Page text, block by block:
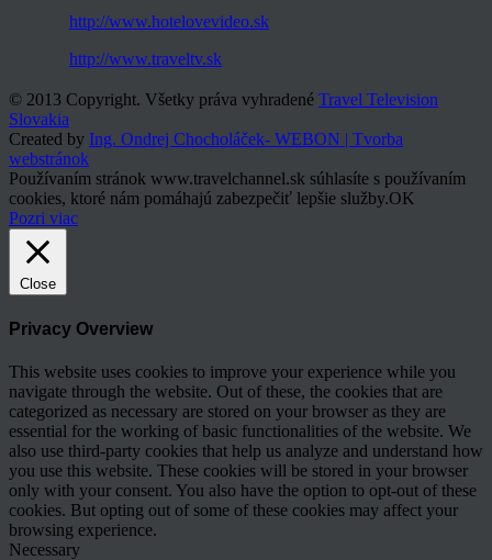
http://www.hotelovevideo.sk
http://www.traveltv.sk
© 2013 Copyright. Všetky práva vyhradené Travel Television
Slovakia
Created by Ing. Ondrej Chocholáček- WEBON | Tvorba
webstránok
Používaním stránok www.travelchannel.sk súhlasíte s používaním
cookies, ktoré nám pomáhajú zabezpečiť lepšie služby.OK
Pozri viac
Close
Privacy Overview
This website uses cookies to improve your experience while you
navigate through the website. Out of these, the cookies that are
categorized as necessary are stored on your browser as they are
essential for the working of basic functionalities of the website. We
also use third-party cookies that help us analyze and understand how
you use this website. These cookies will be stored in your browser
only with your consent. You also have the option to opt-out of these
cookies. But opting out of some of these cookies may affect your
browsing experience.
Necessary